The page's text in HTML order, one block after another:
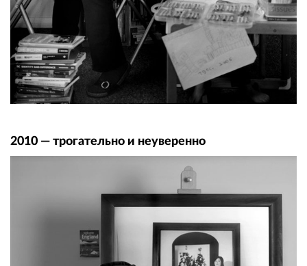
2010 — трогательно и неуверенно